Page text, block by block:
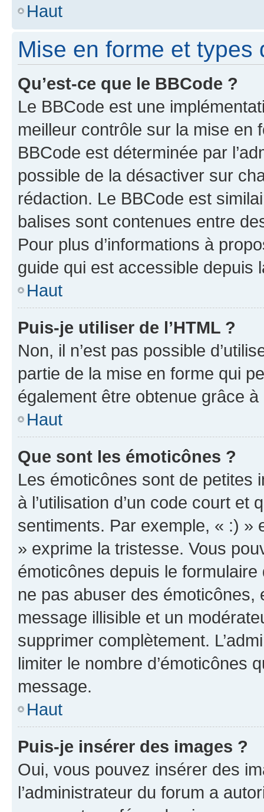
Haut
Mise en forme et types
Qu’est-ce que le BBCode ?
Le BBCode est une
meilleur contrôle sur la mise en
BBCode est déterminée par
possible de la désactiver sur
rédaction. Le BBCode est
balises sont contenues entre
Pour plus d’informations à
guide qui est accessible depuis
Haut
Puis-je utiliser de l’HTML ?
Non, il n’est pas possible
partie de la mise en forme qui
également être obtenue grâce à
Haut
Que sont les émoticônes ?
Les émoticônes sont de petites
à l’utilisation d’un code court et
sentiments. Par exemple, « :) »
» exprime la tristesse. Vous
émoticônes depuis le
ne pas abuser des
message illisible et un
supprimer complètement.
limiter le nombre d’émoticônes
message.
Haut
Puis-je insérer des images ?
Oui, vous pouvez insérer des
l’administrateur du forum a